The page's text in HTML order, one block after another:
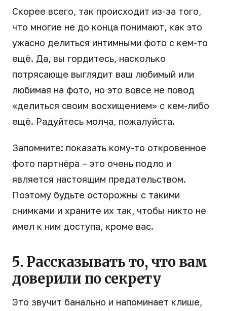
Скорее всего, так происходит из-за того,
что многие не до конца понимают, как это
ужасно делиться интимными фото с кем-то
ещё. Да, вы гордитесь, насколько
потрясающе выглядит ваш любимый или
любимая на фото, но это вовсе не повод
«делиться своим восхищением» с кем-либо
ещё. Радуйтесь молча, пожалуйста.
Запомните: показать кому-то откровенное
фото партнёра – это очень подло и
является настоящим предательством.
Поэтому будьте осторожны с такими
снимками и храните их так, чтобы никто не
имел к ним доступа, кроме вас.
5. Рассказывать то, что вам
доверили по секрету
Это звучит банально и напоминает клише,